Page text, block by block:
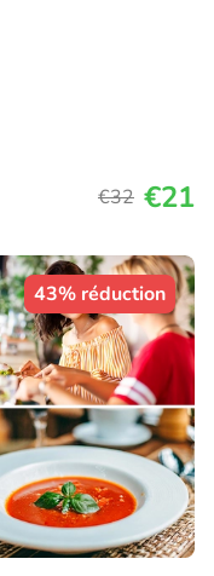
€32 €21
43% réduction